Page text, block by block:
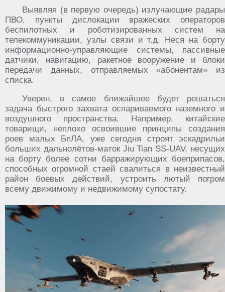
Выявляя (в первую очередь) излучающие радары
ПВО, пункты дислокации вражеских операторов
беспилотных и роботизированных систем на
телекоммуникации, узлы связи и т.д. Неся на борту
информационно-управляющие системы, пассивные
датчики, навигацию, ракетное вооружение и блоки
передачи данных, отправляемых «абонентам» из
списка.
Уверен, в самое ближайшее будет решаться
задача быстрого захвата оспариваемого наземного и
воздушного пространства. Например, китайские
товарищи, неплохо освоившие принципы создания
роев малых БпЛА, уже сегодня строят эскадрильи
больших дальнолётов-маток Jiu Tian SS-UAV, несущих
на борту более сотни барражирующих боеприпасов,
способных огромной стаей свалиться в неизвестный
район боевых действий, устроить лютый погром
всему движимому и недвижимому супостату.